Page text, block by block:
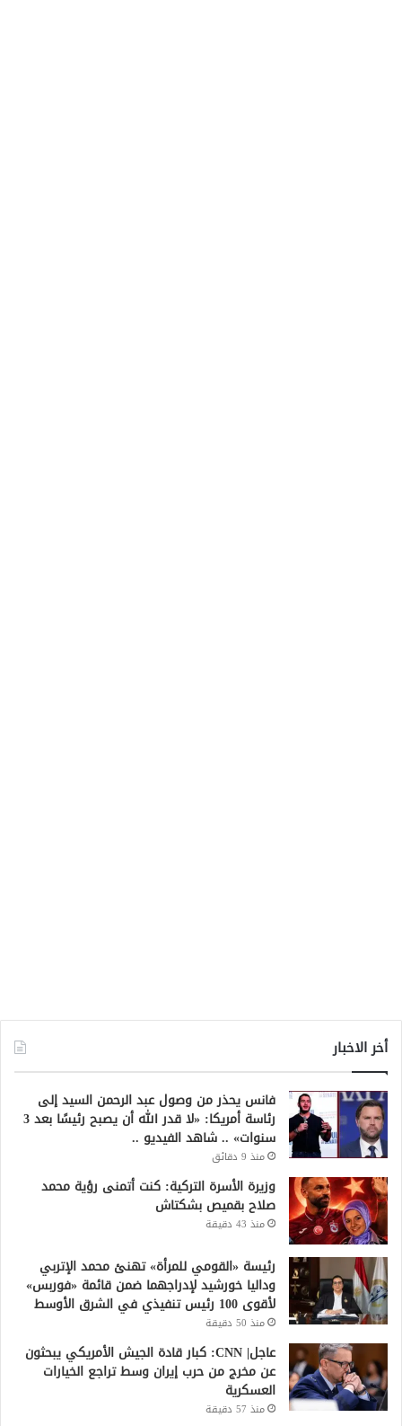
أخر الاخبار
فانس يحذر من وصول عبد الرحمن السيد إلى
رئاسة أمريكا: «لا قدر الله أن يصبح رئيسًا بعد 3
سنوات» .. شاهد الفيديو ..
منذ 9 دقائق
وزيرة الأسرة التركية: كنت أتمنى رؤية محمد
صلاح بقميص بشكتاش
منذ 43 دقيقة
رئيسة «القومي للمرأة» تهنئ محمد الإتربي
وداليا خورشيد لإدراجهما ضمن قائمة «فوربس»
لأقوى 100 رئيس تنفيذي في الشرق الأوسط
منذ 50 دقيقة
عاجل| CNN: كبار قادة الجيش الأمريكي يبحثون
عن مخرج من حرب إيران وسط تراجع الخيارات
العسكرية
منذ 57 دقيقة